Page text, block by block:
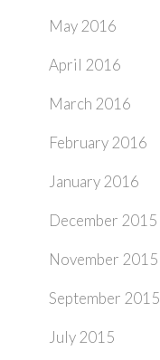
May 2016
April 2016
March 2016
February 2016
January 2016
December 2015
November 2015
September 2015
July 2015